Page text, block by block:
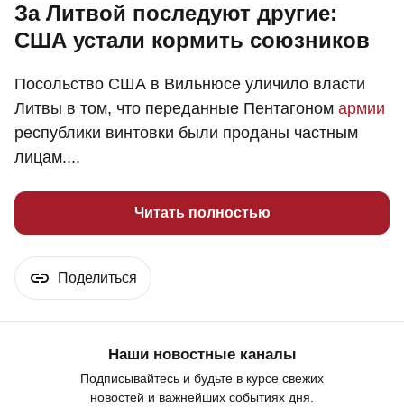
За Литвой последуют другие:
США устали кормить союзников
Посольство США в Вильнюсе уличило власти
Литвы в том, что переданные Пентагоном армии
республики винтовки были проданы частным
лицам....
Читать полностью
Поделиться
Наши новостные каналы
Подписывайтесь и будьте в курсе свежих
новостей и важнейших событиях дня.